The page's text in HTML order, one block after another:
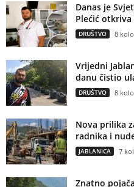
Danas je
Plećić otkriva
DRUŠTVO 8
Vrijedni
danu čistio
DRUŠTVO 8
Nova prilika
radnika i
JABLANICA 7
Znatno